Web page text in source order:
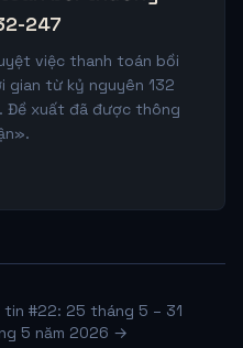
247
việc thanh toán bồi
gian từ kỷ nguyên 132
Đề xuất đã được thông
tin #22: 25 tháng 5 – 31
5 năm 2026 →